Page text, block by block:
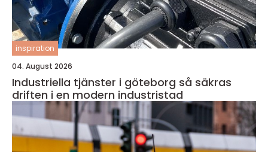
inspiration
04. August 2026
Industriella tjänster i göteborg så säkras
driften i en modern industristad